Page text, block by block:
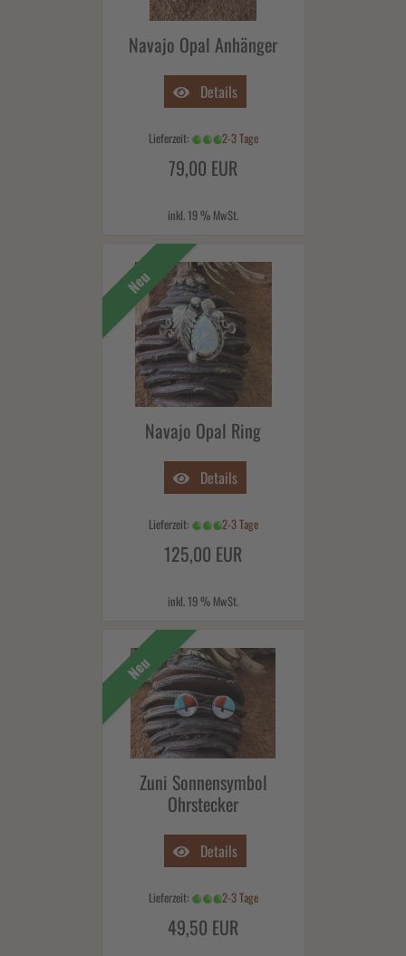
Navajo Opal Anhänger
Details
Lieferzeit: 2-3 Tage
79,00 EUR
inkl. 19 % MwSt.
Neu
Navajo Opal Ring
Details
Lieferzeit: 2-3 Tage
125,00 EUR
inkl. 19 % MwSt.
Neu
Zuni Sonnensymbol
Ohrstecker
Details
Lieferzeit: 2-3 Tage
49,50 EUR